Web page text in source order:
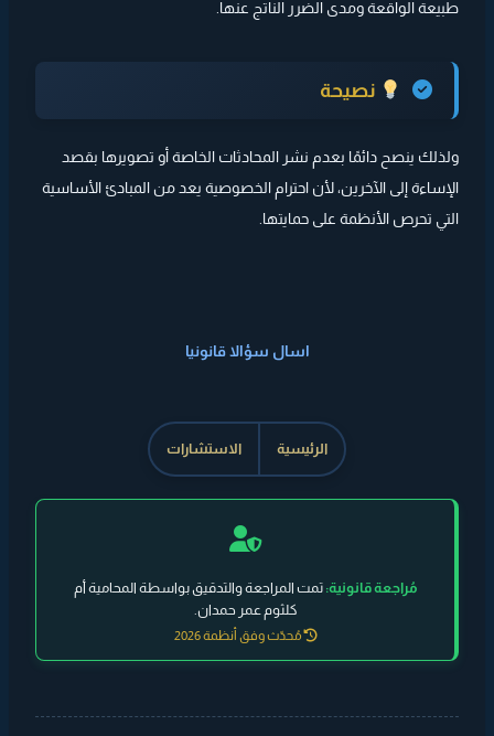
طبيعة الواقعة ومدى الضرر الناتج عنها.
نصيحة
ولذلك ينصح دائمًا بعدم نشر المحادثات الخاصة أو تصويرها بقصد
الإساءة إلى الآخرين، لأن احترام الخصوصية يعد من المبادئ الأساسية
التي تحرص الأنظمة على حمايتها.
اسال سؤالا قانونيا
الرئيسية الاستشارات
مُراجعة قانونية: تمت المراجعة والتدقيق بواسطة المحامية أم
كلثوم عمر حمدان.
مُحدّث وفق أنظمة 2026